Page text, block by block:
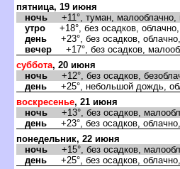
пятница, 19 июня
ночь +11°, туман,
утро +18°, без осадков,
день +23°, без осадков,
ечер +17°, без осадков,
суббота, 20 июня
ночь +12°, без осадков,
день +25°, небольшой дождь,
оскресенье, 21 июня
ночь +13°, без осадков,
день +23°, без осадков,
понедельник, 22 июня
ночь +15°, без осадков,
день +25°, без осадков,